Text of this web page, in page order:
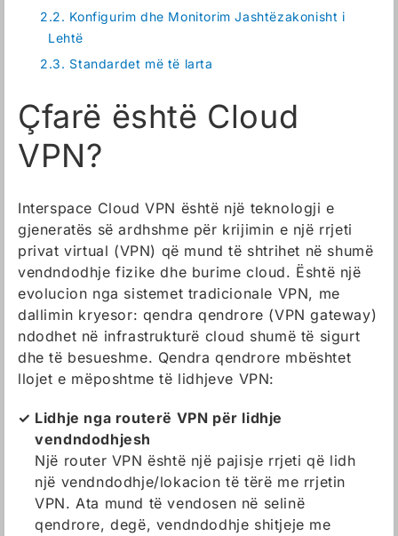
2.2. Konfigurim dhe Monitorim Jashtëzakonisht i
Lehtë
2.3. Standardet më të larta
Çfarë është Cloud
VPN?
Interspace Cloud VPN është një teknologji e
gjeneratës së ardhshme për krijimin e një rrjeti
privat virtual (VPN) që mund të shtrihet në shumë
vendndodhje fizike dhe burime cloud. Është një
evolucion nga sistemet tradicionale VPN, me
dallimin kryesor: qendra qendrore (VPN gateway)
ndodhet në infrastrukturë cloud shumë të sigurt
dhe të besueshme. Qendra qendrore mbështet
llojet e mëposhtme të lidhjeve VPN:
Lidhje nga routerë VPN për lidhje
vendndodhjesh
Një router VPN është një pajisje rrjeti që lidh
një vendndodhje/lokacion të tërë me rrjetin
VPN. Ata mund të vendosen në selinë
qendrore, degë, vendndodhje shitjeje me